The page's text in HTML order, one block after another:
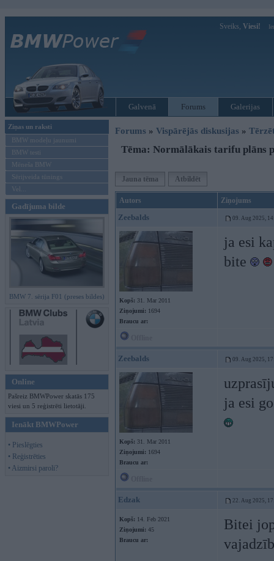
Sveiks, Viesi!
Galvenā Forums Galerijas
Ziņas un raksti
BMW modeļu jaunumi
BMW testi
Mēneša BMW
Sērijveida tūnings
Vel...
Gadījuma bilde
BMW 7. sērija F01 (preses bildes)
Online
Pašreiz BMWPower skatās 175
viesi un 5 reģistrēti lietotāji.
Ienākt BMWPower
• Pieslēgties
• Reģistrēties
• Aizmirsi paroli?
Forums » Vispārējās diskusijas »
Tēma: Normālākais tarifu plāns
Jauna tēma Atbildēt
Autors Ziņojums
Zeebalds 09. Aug 2025,
Kopš: 31. Mar 2011
Ziņojumi: 1694
Braucu ar:
ja esi
bite
Zeebalds 09. Aug 2025,
Kopš: 31. Mar 2011
Ziņojumi: 1694
Braucu ar:
ja esi
Edzak 22. Aug 2025,
Kopš: 14. Feb 2021
Ziņojumi: 45
Braucu ar:
Bitei